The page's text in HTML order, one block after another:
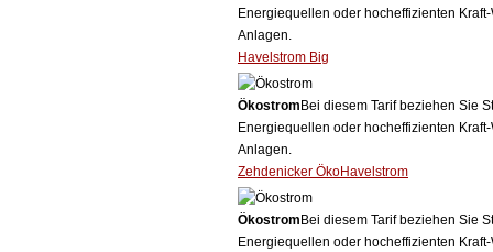
Energiequellen oder hocheffizienten
Anlagen.
Havelstrom Big
Ökostrom Bei diesem Tarif beziehen Sie
Energiequellen oder hocheffizienten
Anlagen.
Zehdenicker ÖkoHavelstrom
Ökostrom Bei diesem Tarif beziehen Sie
Energiequellen oder hocheffizienten